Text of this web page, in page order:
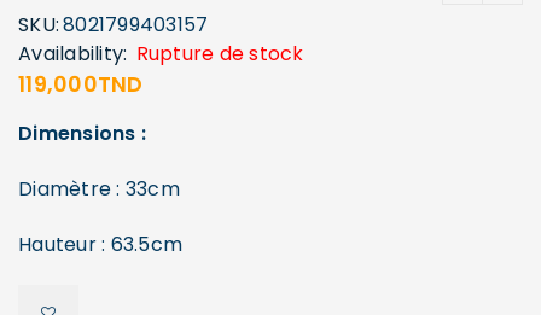
SKU:8021799403157
Availability: Rupture de stock
119,000TND
Dimensions :
Diamètre : 33cm
Hauteur : 63.5cm